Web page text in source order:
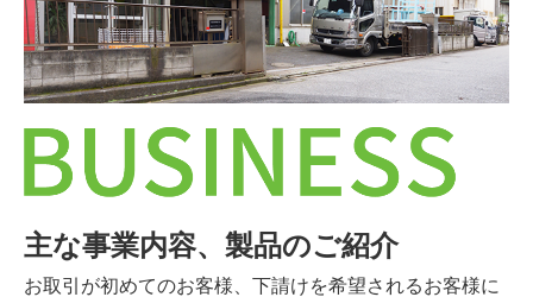
主な事業内容、製品のご紹介
お取引が初めてのお客様、下請けを希望されるお客様に